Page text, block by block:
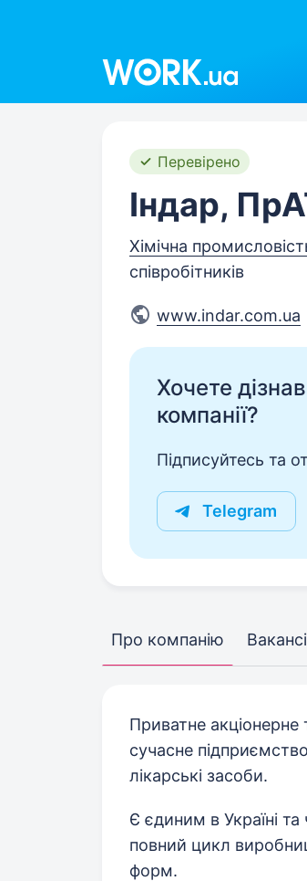
Перевірено
Індар,
Хімічна
співробітників
www.indar.com.ua
Хочете
компанії?
Підписуйтесь та
Telegram
Про компанію
Приватне акціонерне
сучасне
лікарські засоби.
Є єдиним в Україні
повний цикл
форм.